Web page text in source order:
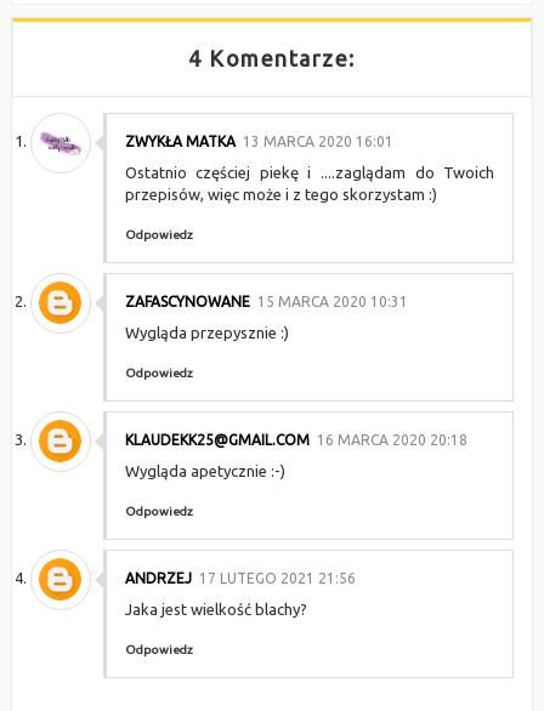
4 Komentarze:
ZWYKŁA MATKA 13 MARCA 2020 16:01
Ostatnio częściej piekę i ....zaglądam do Twoich
przepisów, więc może i z tego skorzystam :)
Odpowiedz
ZAFASCYNOWANE 15 MARCA 2020 10:31
Wygląda przepysznie :)
Odpowiedz
KLAUDEKK25@GMAIL.COM 16 MARCA 2020 20:18
Wygląda apetycznie :-)
Odpowiedz
ANDRZEJ 17 LUTEGO 2021 21:56
Jaka jest wielkość blachy?
Odpowiedz